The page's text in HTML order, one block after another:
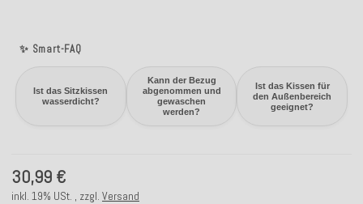
✨ Smart-FAQ
Ist das Sitzkissen
wasserdicht?
Kann der Bezug
abgenommen und
gewaschen
werden?
Ist das Kissen für
den Außenbereich
geeignet?
30,99 €
inkl. 19% USt. , zzgl. Versand